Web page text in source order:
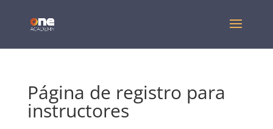
Página de registro para
instructores